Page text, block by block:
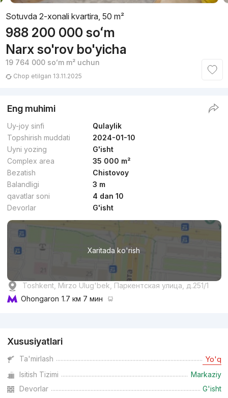
Sotuvda 2-xonali kvartira, 50 m²
988 200 000 soʻm
Narx so'rov bo'yicha
19 764 000 soʻmm² uchun
Chop etilgan 13.11.2025
Eng muhimi
Uy-joy sinfi
Qulaylik
Topshirish muddati
2024-01-10
Uyni yozing
G'isht
Complex area
35 000 m²
Bezatish
Chistovoy
Balandligi
3 m
qavatlar soni
4 dan 10
Devorlar
G'isht
Xaritada ko'rish
Toshkent, Mirzo Ulug'bek, Паркентская улица, д.251/1
Ohongaron 1.7 км 7 мин
Xususiyatlari
Ta'mirlash Yo'q
Isitish Tizimi
Markaziy
Devorlar
G'isht